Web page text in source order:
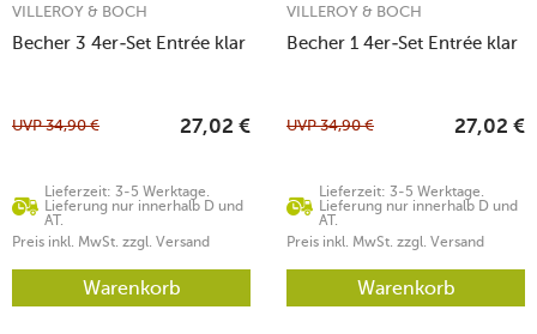
Becher 3 4er-Set Entrée klar
VILLEROY & BOCH
Lieferzeit: 3-5 Werktage.
Lieferung nur innerhalb D und
AT.
UVP34,90 € 27,02 €
Preis inkl. MwSt. zzgl. Versand
Warenkorb
Becher 1 4er-Set Entrée klar
VILLEROY & BOCH
Lieferzeit: 3-5 Werktage.
Lieferung nur innerhalb D und
AT.
UVP34,90 € 27,02 €
Preis inkl. MwSt. zzgl. Versand
Warenkorb